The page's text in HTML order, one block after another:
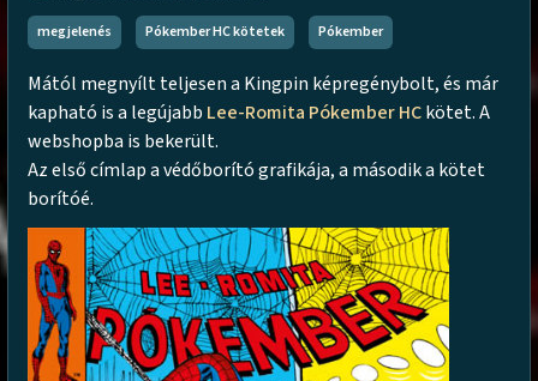
megjelenés Pókember HC kötetek Pókember
Mától megnyílt teljesen a Kingpin képregénybolt, és már
kapható is a legújabb Lee-Romita Pókember HCkötet. A
webshopba is bekerült.
Az első címlap a védőborító grafikája, a második a kötet
borítóé.